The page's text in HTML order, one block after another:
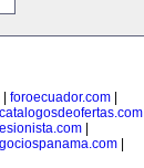
foroecuador.com
catalogosdeofertas.com
|
|